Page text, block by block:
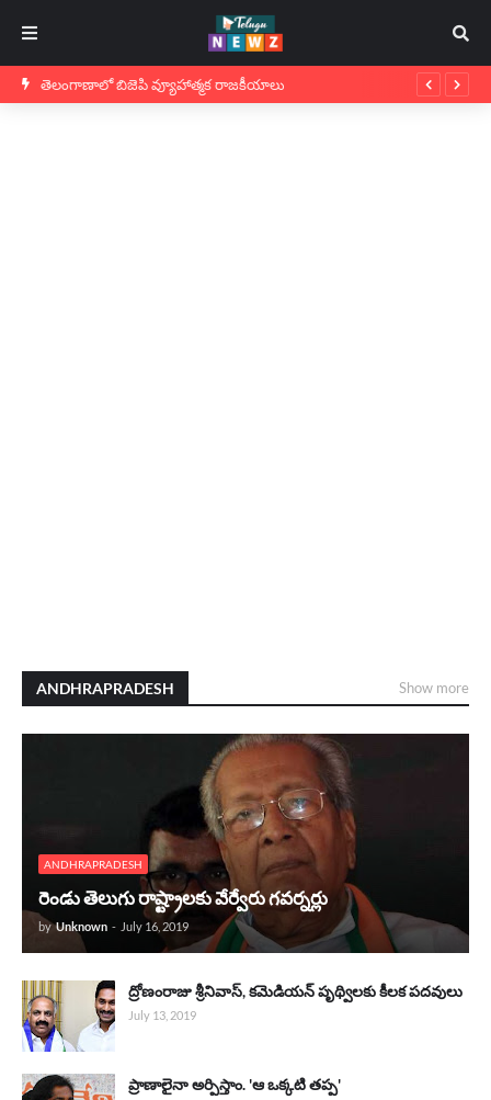
తెలంగాణాలో బిజెపి వ్యూహాత్మక రాజకీయాలు
ANDHRAPRADESH Show more
ANDHRAPRADESH
రెండు తెలుగు రాష్ట్రాలకు వేర్వేరు గవర్నర్లు
by Unknown - July 16, 2019
ద్రోణంరాజు శ్రీనివాస్, కమెడియన్ పృథ్విలకు కీలక పదవులు
July 13, 2019
ప్రాణాలైనా అర్పిస్తాం. 'ఆ ఒక్కటి తప్ప'